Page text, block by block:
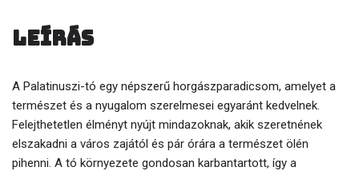
Leírás
A Palatinuszi-tó egy népszerű horgászparadicsom, amelyet a
természet és a nyugalom szerelmesei egyaránt kedvelnek.
Felejthetetlen élményt nyújt mindazoknak, akik szeretnének
elszakadni a város zajától és pár órára a természet ölén
pihenni. A tó környezete gondosan karbantartott, így a